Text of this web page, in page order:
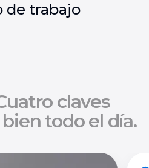
de trabajo
claves
todo el día.